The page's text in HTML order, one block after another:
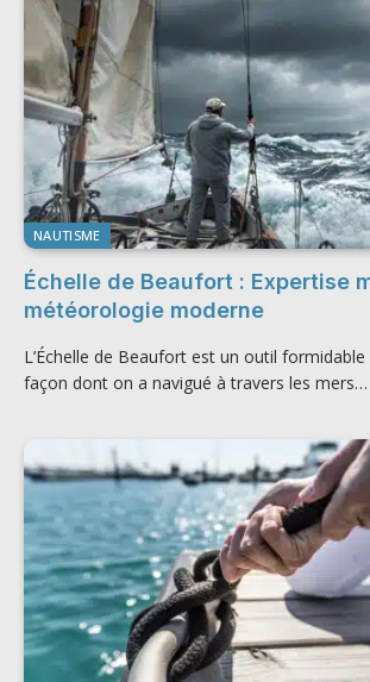
NAUTISME
Échelle de Beaufort : Expertise
météorologie moderne
L’Échelle de Beaufort est un outil
façon dont on a navigué à travers les mers…